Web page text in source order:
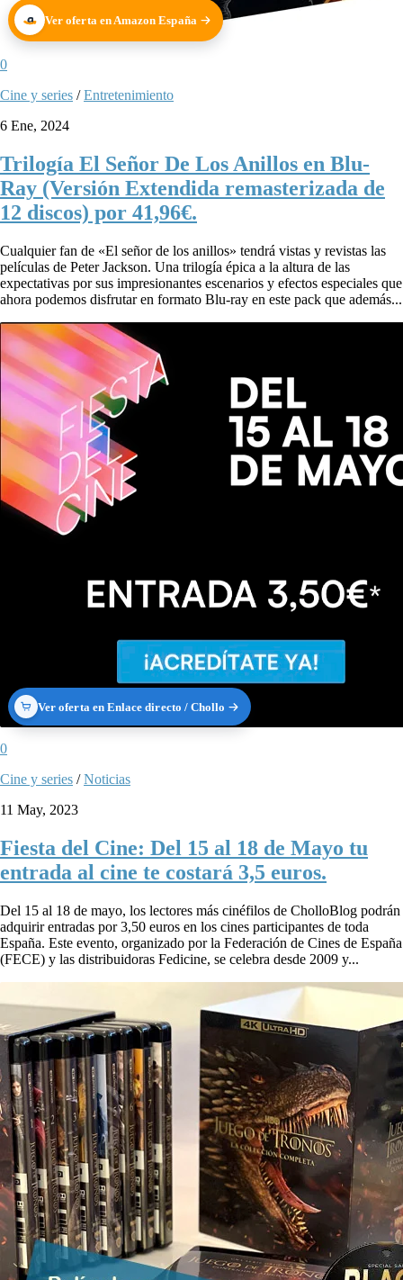
Ver oferta en Amazon España
0
Cine y series /Entretenimiento
6 Ene, 2024
Trilogía El Señor De Los Anillos en Blu-
Ray (Versión Extendida remasterizada de
12 discos) por 41,96€.
Cualquier fan de «El señor de los anillos» tendrá vistas y revistas las
películas de Peter Jackson. Una trilogía épica a la altura de las
expectativas por sus impresionantes escenarios y efectos especiales que
ahora podemos disfrutar en formato Blu-ray en este pack que además...
Ver oferta en Enlace directo / Chollo
0
Cine y series /Noticias
11 May, 2023
Fiesta del Cine: Del 15 al 18 de Mayo tu
entrada al cine te costará 3,5 euros.
Del 15 al 18 de mayo, los lectores más cinéfilos de CholloBlog podrán
adquirir entradas por 3,50 euros en los cines participantes de toda
España. Este evento, organizado por la Federación de Cines de España
(FECE) y las distribuidoras Fedicine, se celebra desde 2009 y...